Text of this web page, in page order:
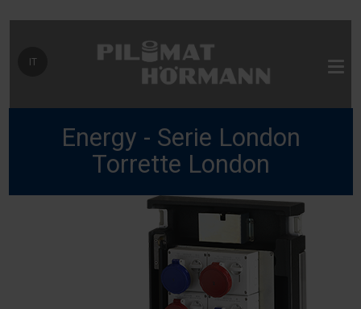
Seleziona la tua lingua
IT
Energy - Serie London
Torrette London